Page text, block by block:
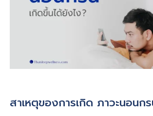
สาเหตุของการเกิด ภาวะนอนก